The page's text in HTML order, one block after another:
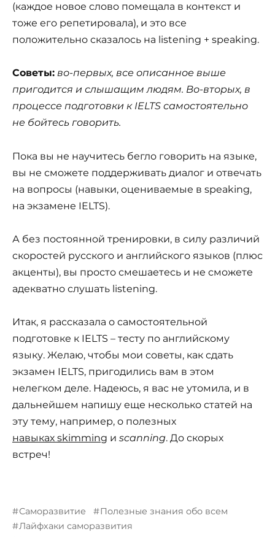
(каждое новое слово помещала в контекст и
тоже его репетировала), и это все
положительно сказалось на listening + speaking.
Советы: во-первых, все описанное выше
пригодится и слышащим людям. Во-вторых, в
процессе подготовки к IELTS самостоятельно
не бойтесь говорить.
Пока вы не научитесь бегло говорить на языке,
вы не сможете поддерживать диалог и отвечать
на вопросы (навыки, оцениваемые в speaking,
на экзамене IELTS).
А без постоянной тренировки, в силу различий
скоростей русского и английского языков (плюс
акценты), вы просто смешаетесь и не сможете
адекватно слушать listening.
Итак, я рассказала о самостоятельной
подготовке к IELTS – тесту по английскому
языку. Желаю, чтобы мои советы, как сдать
экзамен IELTS, пригодились вам в этом
нелегком деле. Надеюсь, я вас не утомила, и в
дальнейшем напишу еще несколько статей на
эту тему, например, о полезных
навыках skimming и scanning. До скорых
встреч!
Саморазвитие
Полезные знания обо всем
Лайфхаки саморазвития